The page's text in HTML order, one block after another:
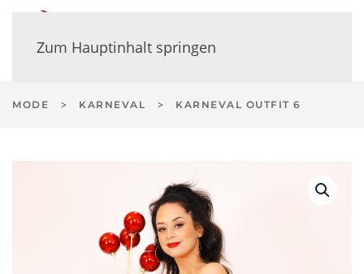
Zum Hauptinhalt springen
MODE KARNEVAL KARNEVAL OUTFIT 6